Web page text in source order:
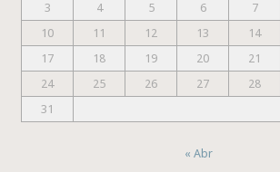
3
4 5 6 7
10
11 12 13 14
17
18 19 20 21
24
25 26 27 28
31
« Abr